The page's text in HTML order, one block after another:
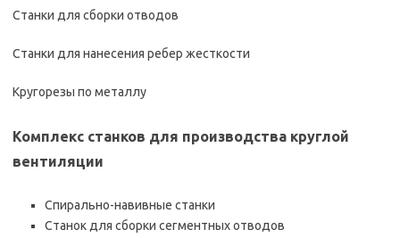
Станки для сборки отводов
Станки для нанесения ребер жесткости
Кругорезы по металлу
Комплекс станков для производства круглой
вентиляции
Спирально-навивные станки
Станок для сборки сегментных отводов